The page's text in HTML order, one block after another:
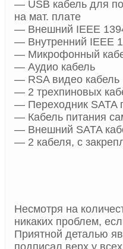
— USB кабель для
на мат. плате
— Внешний IEEE
— Внутренний IEEE
— Микрофонный
— Аудио кабель
— RSA видео кабель
— 2 трехпиновых
— Переходник SATA
— Кабель питания
— Внешний SATA
— 2 кабеля, с
Несмотря на
никаких проблем,
Приятной деталью